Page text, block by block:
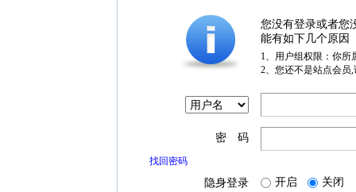
您没有登录或者您
能有如下几个原因
1、用户组权限：你所
2、您还不是站点会员
密 码
找回密码
隐身登录 开启 关闭